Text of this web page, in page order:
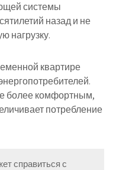
системы
назад и не
нагрузку.
квартире
более комфортным,
потребление
справиться с